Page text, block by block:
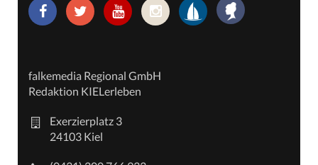
falkemedia Regional GmbH
Redaktion KIELerleben
Exerzierplatz 3
24103 Kiel